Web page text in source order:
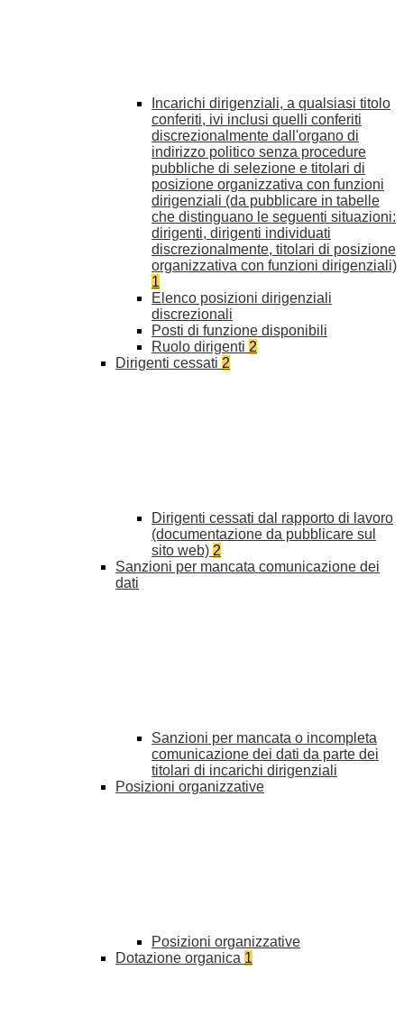
Incarichi dirigenziali, a qualsiasi titolo
conferiti, ivi inclusi quelli conferiti
discrezionalmente dall'organo di
indirizzo politico senza procedure
pubbliche di selezione e titolari di
posizione organizzativa con funzioni
dirigenziali (da pubblicare in tabelle
che distinguano le seguenti situazioni:
dirigenti, dirigenti individuati
discrezionalmente, titolari di posizione
organizzativa con funzioni dirigenziali)
1
Elenco posizioni dirigenziali
discrezionali
Posti di funzione disponibili
Ruolo dirigenti 2
Dirigenti cessati 2
Dirigenti cessati dal rapporto di lavoro
(documentazione da pubblicare sul
sito web) 2
Sanzioni per mancata comunicazione dei
dati
Sanzioni per mancata o incompleta
comunicazione dei dati da parte dei
titolari di incarichi dirigenziali
Posizioni organizzative
Posizioni organizzative
Dotazione organica 1